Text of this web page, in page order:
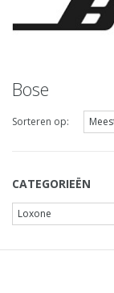
Bose
Sorteren op:
CATEGORIEËN